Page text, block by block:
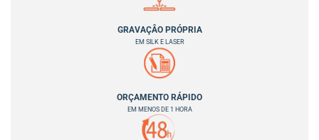
GRAVAÇÂO PRÓPRIA
EM SILK E LASER
ORÇAMENTO RÁPIDO
EM MENOS DE 1 HORA